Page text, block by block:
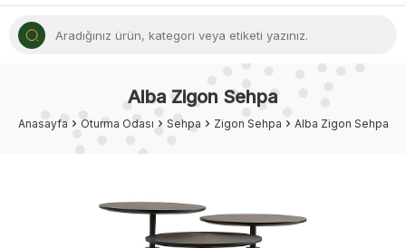
Alba Zigon Sehpa
Anasayfa Oturma Odası Sehpa Zigon Sehpa Alba Zigon Sehpa